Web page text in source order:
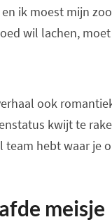
ik moest mijn
wil lachen,
ook
kwijt te
team hebt waar je
meisje